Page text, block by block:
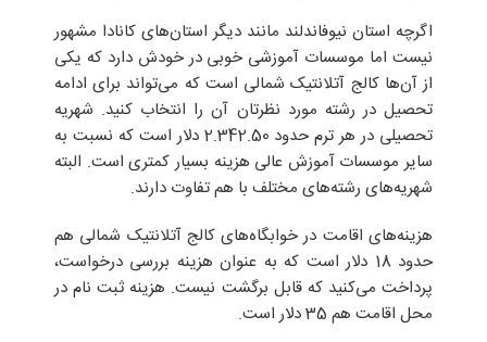
اگرچه استان نیوفاندلند مانند دیگر استان‌های کانادا مشهور
نیست اما موسسات آموزشی خوبی در خودش دارد که یکی
از آن‌ها کالج آتلانتیک شمالی است که می‌تواند برای ادامه
تحصیل در رشته مورد نظرتان آن را انتخاب کنید. شهریه
تحصیلی در هر ترم حدود 2.342.50 دلار است که نسبت به
سایر موسسات آموزش عالی هزینه بسیار کمتری است. البته
شهریه‌های رشته‌های مختلف با هم تفاوت دارند.
هزینه‌های اقامت در خوابگاه‌های کالج آتلانتیک شمالی هم
حدود 18 دلار است که به عنوان هزینه بررسی درخواست،
پرداخت می‌کنید که قابل برگشت نیست. هزینه ثبت نام در
محل اقامت هم 35 دلار است.